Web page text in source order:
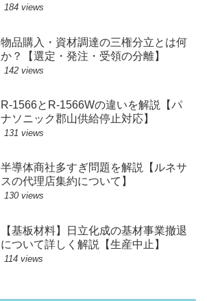
184 views
物品購入・資材調達の三権分立とは何
か？【選定・発注・受領の分離】
142 views
R-1566とR-1566Wの違いを解説【パ
ナソニック郡山供給停止対応】
131 views
半導体商社多すぎ問題を解説【ルネサ
スの代理店集約について】
130 views
【基板材料】日立化成の基材事業撤退
について詳しく解説【生産中止】
114 views